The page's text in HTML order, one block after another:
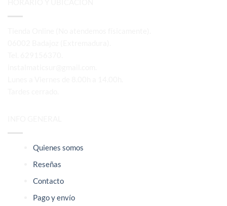
Quienes somos
Reseñas
Contacto
Pago y envío